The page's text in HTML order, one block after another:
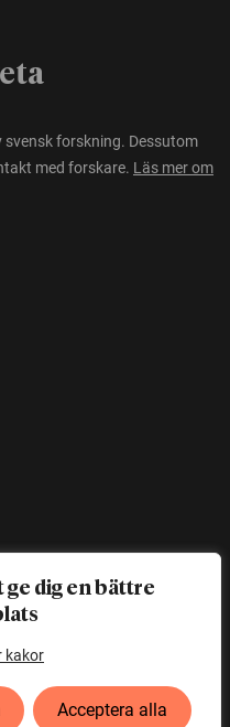
dig en bättre
kakor
Acceptera alla
forskning. Dessutom
med forskare. Läs mer om